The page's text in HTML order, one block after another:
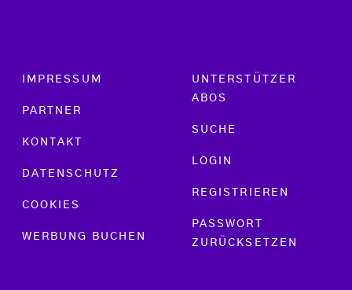
Footer menu
IMPRESSUM
PARTNER
KONTAKT
DATENSCHUTZ
COOKIES
WERBUNG BUCHEN
UNTERSTÜTZER
ABOS
SUCHE
LOGIN
REGISTRIEREN
PASSWORT
ZURÜCKSETZEN